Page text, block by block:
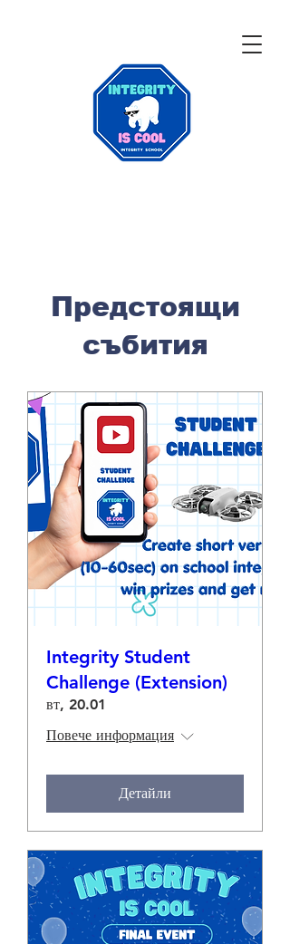
Предстоящи
събития
Integrity Student
Challenge (Extension)
вт, 20.01
Повече информация
Детайли